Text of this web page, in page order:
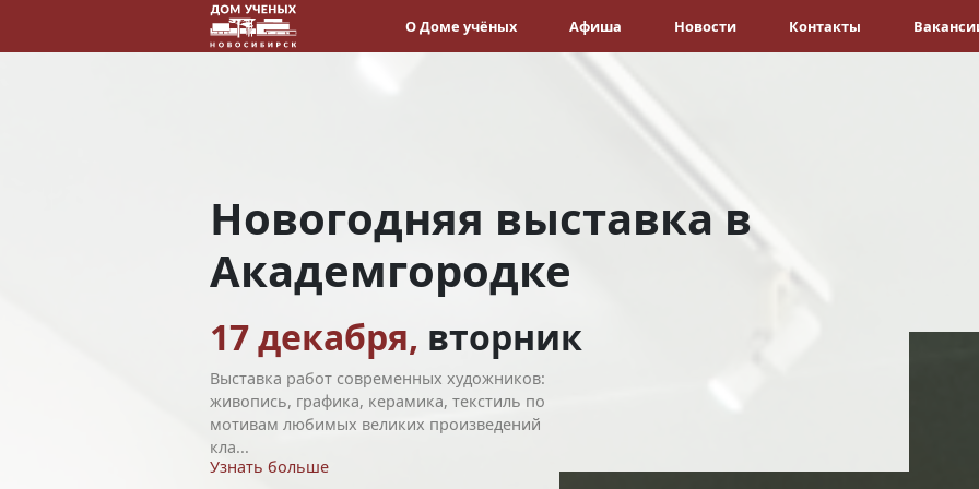
О Доме учёных Афиша Новости Контакты
Новогодняя выставка в
Академгородке
17 декабря, вторник
Выставка работ современных художников:
живопись, графика, керамика, текстиль по
мотивам любимых великих произведений
кла...
Узнать больше